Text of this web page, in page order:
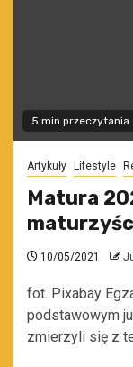
5 min przeczytania
Artykuły Lifestyle
Matura
10/05/2021
fot. Pixabay
podstawowym
zmierzyli się z